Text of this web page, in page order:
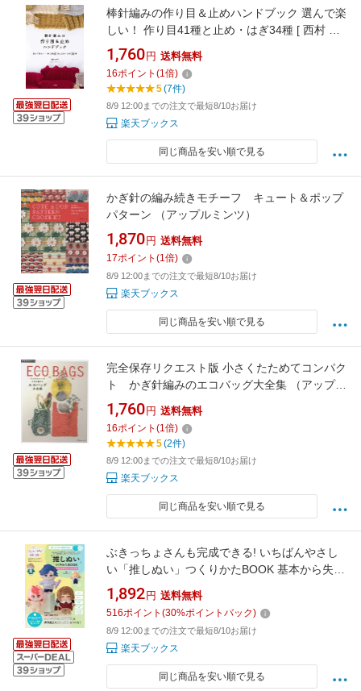
棒針編みの作り目＆止めハンドブック 選んで楽
しい！ 作り目41種と止め・はぎ34種 [ 西村 知
子 ]
1,760 円 送料無料
16ポイント (1倍)
5(7件)
8/9 12:00までの注文で最短8/10お届け
楽天ブックス
同じ商品を安い順で見る
かぎ針の編み続きモチーフ キュート＆ポップ
パターン （アップルミンツ）
1,870 円 送料無料
17ポイント (1倍)
8/9 12:00までの注文で最短8/10お届け
楽天ブックス
同じ商品を安い順で見る
完全保存リクエスト版 小さくたためてコンパク
ト かぎ針編みのエコバッグ大全集 （アップル
ミンツ）
1,760 円 送料無料
16ポイント (1倍)
5(2件)
8/9 12:00までの注文で最短8/10お届け
楽天ブックス
同じ商品を安い順で見る
ぶきっちょさんも完成できる! いちばんやさし
い「推しぬい」つくりかたBOOK 基本から失敗
フォローまでわかる [ ぴよぴっこ ]
1,892 円 送料無料
516ポイント (30%ポイントバック)
8/9 12:00までの注文で最短8/10お届け
楽天ブックス
同じ商品を安い順で見る